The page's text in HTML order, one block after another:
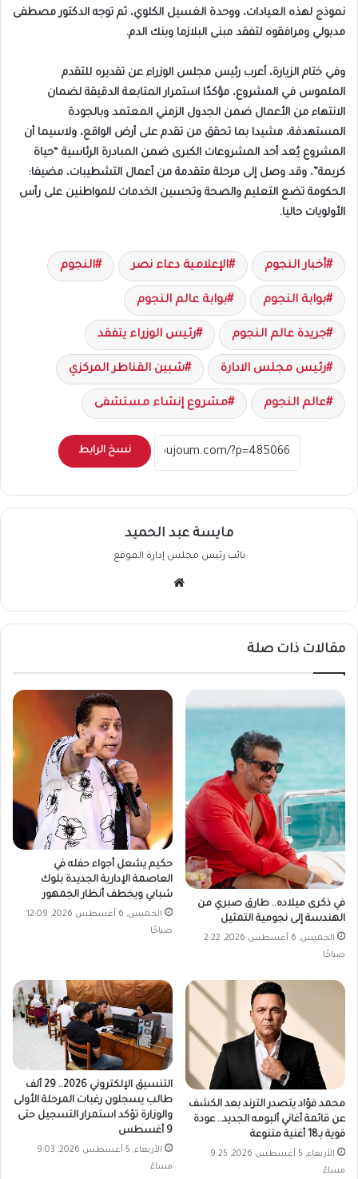
نموذج لهذه العيادات، ووحدة الغسيل الكلوي، ثم توجه الدكتور مصطفى
مدبولي ومرافقوه لتفقد مبنى البلازما وبنك الدم.
وفي ختام الزيارة، أعرب رئيس مجلس الوزراء عن تقديره للتقدم
الملموس في المشروع، مؤكدًا استمرار المتابعة الدقيقة لضمان
الانتهاء من الأعمال ضمن الجدول الزمني المعتمد وبالجودة
المستهدفة، مشيدا بما تحقق من تقدم على أرض الواقع، ولاسيما أن
المشروع يُعد أحد المشروعات الكبرى ضمن المبادرة الرئاسية “حياة
كريمة”، وقد وصل إلى مرحلة متقدمة من أعمال التشطيبات، مضيفا:
الحكومة تضع التعليم والصحة وتحسين الخدمات للمواطنين على رأس
الأولويات حاليا.
أخبار النجوم الإعلامية دعاء نصر النجوم
بوابة النجوم بوابة عالم النجوم
جريدة عالم النجوم رئيس الوزراء يتفقد
رئيس مجلس الادارة شبين القناطر المركزي
عالم النجوم مشروع إنشاء مستشفى
نسخ الرابط
مايسة عبد الحميد
نائب رئيس مجلس إدارة الموقع
مقالات ذات صلة
في ذكرى ميلاده.. طارق صبري من
الهندسة إلى نجومية التمثيل
الخميس, 6 أغسطس 2026, 2:22
صباحًا
حكيم يشعل أجواء حفله في
العاصمة الإدارية الجديدة بلوك
شبابي ويخطف أنظار الجمهور
الخميس, 6 أغسطس 2026, 12:09
صباحًا
محمد فؤاد يتصدر الترند بعد الكشف
عن قائمة أغاني ألبومه الجديد.. عودة
قوية بـ18 أغنية متنوعة
الأربعاء, 5 أغسطس 2026, 9:25
مساءً
التنسيق الإلكتروني 2026.. 29 ألف
طالب يسجلون رغبات المرحلة الأولى
والوزارة تؤكد استمرار التسجيل حتى
9 أغسطس
الأربعاء, 5 أغسطس 2026, 9:03
مساءً